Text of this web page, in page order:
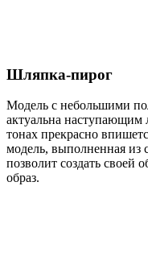
Шляпка-пирог
Модель с небольшими
актуальна наступающим
тонах прекрасно
модель, выполненная из
позволит создать своей
образ.